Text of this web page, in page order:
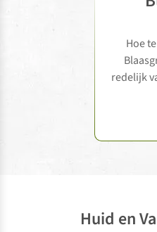
Hoe
redelijk
Huid en